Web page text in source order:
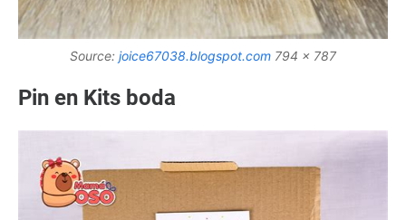
Source: joice67038.blogspot.com 794 x 787
Pin en Kits boda